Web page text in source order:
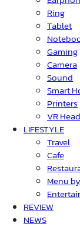
Ring
Tablet
Gaming
Camera
Sound
Smart
Printers
VR
LIFESTYLE
Travel
Cafe
Menu
REVIEW
NEWS